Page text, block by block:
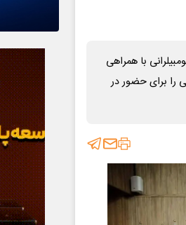
نو و تجدیدپذیر با حضور استاندار اصفهان
با همراهی
را برای حضور در